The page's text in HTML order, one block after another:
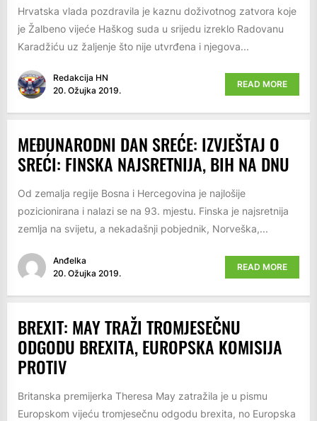
Hrvatska vlada pozdravila je kaznu doživotnog zatvora koje
je Žalbeno vijeće Haškog suda u srijedu izreklo Radovanu
Karadžiću uz žaljenje što nije utvrđena i njegova...
Redakcija HN
20. Ožujka 2019.
READ MORE
MEĐUNARODNI DAN SREĆE: IZVJEŠTAJ O
SREĆI: FINSKA NAJSRETNIJA, BIH NA DNU
Od zemalja regije Bosna i Hercegovina je najlošije
pozicionirana i nalazi se na 93. mjestu. Finska je najsretnija
zemlja na svijetu, a nekadašnji pobjednik, Norveška,...
Anđelka
20. Ožujka 2019.
READ MORE
BREXIT: MAY TRAŽI TROMJESEČNU
ODGODU BREXITA, EUROPSKA KOMISIJA
PROTIV
Britanska premijerka Theresa May zatražila je u pismu
Europskom vijeću tromjesečnu odgodu brexita, no Europska